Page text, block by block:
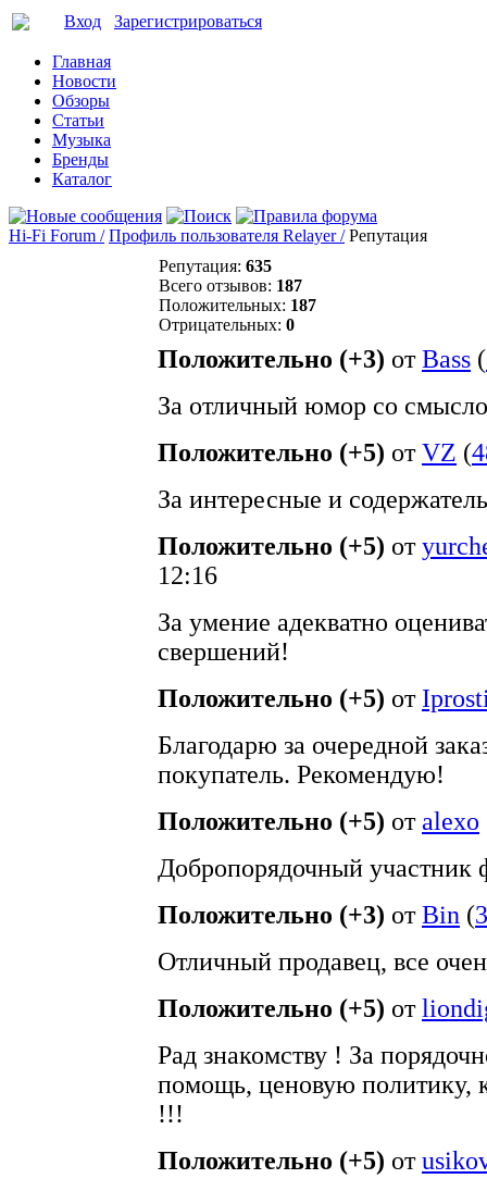
Вход Зарегистрироваться
Главная
Новости
Обзоры
Статьи
Музыка
Бренды
Каталог
Hi-Fi Forum / Профиль пользователя Relayer / Репутация
Репутация: 635
Всего отзывов: 187
Положительных: 187
Отрицательных: 0
Положительно (+3) отBass (
За отличный юмор со
Положительно (+5) отVZ (
За интересные и
Положительно (+5) от
12:16
За умение адекватно
свершений!
Положительно (+5) от
Благодарю за очередной
покупатель. Рекомендую!
Положительно (+5) отalexo
Добропорядочный
Положительно (+3) отBin (
Отличный продавец, все
Положительно (+5) от
Рад знакомству ! За
помощь, ценовую политику,
!!!
Положительно (+5) от